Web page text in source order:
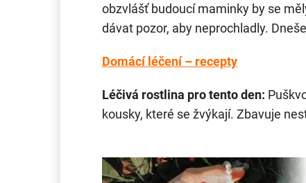
obzvlášť budoucí maminky by se
dávat pozor, aby neprochladly.
Domácí léčení – recepty
Léčivá rostlina pro tento den:
kousky, které se žvýkají. Zbavuje